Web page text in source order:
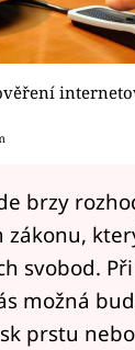
brzy
svobod.
možná
prstu